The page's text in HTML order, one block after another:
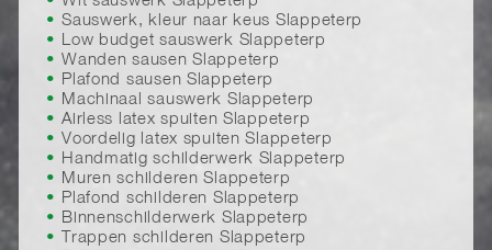
Sauswerk, kleur naar keus Slappeterp
Low budget sauswerk Slappeterp
Wanden sausen Slappeterp
Plafond sausen Slappeterp
Machinaal sauswerk Slappeterp
Airless latex spuiten Slappeterp
Voordelig latex spuiten Slappeterp
Handmatig schilderwerk Slappeterp
Muren schilderen Slappeterp
Plafond schilderen Slappeterp
Binnenschilderwerk Slappeterp
Trappen schilderen Slappeterp